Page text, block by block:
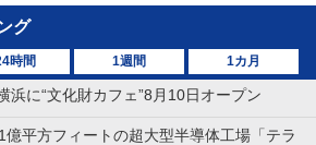
グ
時間 1週間 1カ月
浜に“文化財カフェ”8月10日オープン
億平方フィートの超大型半導体工場「テラ